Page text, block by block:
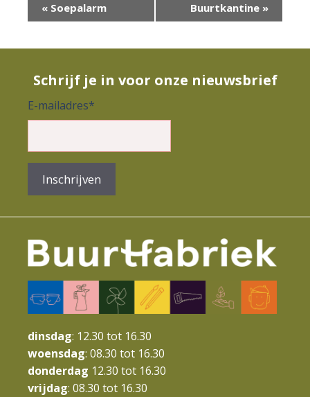
v
e
n
e
m
e
n
t
N
a
v
i
g
a
t
i
« Soepalarm Buurtkantine »
Schrijf je in voor onze nieuwsbrief
E-mailadres*
Inschrijven
dinsdag: 12.30 tot 16.30
woensdag: 08.30 tot 16.30
donderdag 12.30 tot 16.30
vrijdag: 08.30 tot 16.30